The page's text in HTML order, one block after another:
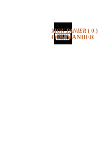
MON PANIER ( 0 )
COMMANDER